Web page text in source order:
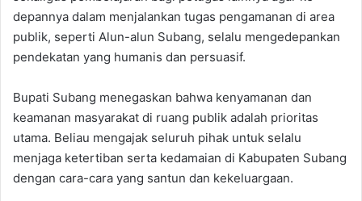
depannya dalam menjalankan tugas pengamanan di area
publik, seperti Alun-alun Subang, selalu mengedepankan
pendekatan yang humanis dan persuasif.
Bupati Subang menegaskan bahwa kenyamanan dan
keamanan masyarakat di ruang publik adalah prioritas
utama. Beliau mengajak seluruh pihak untuk selalu
menjaga ketertiban serta kedamaian di Kabupaten Subang
dengan cara-cara yang santun dan kekeluargaan.